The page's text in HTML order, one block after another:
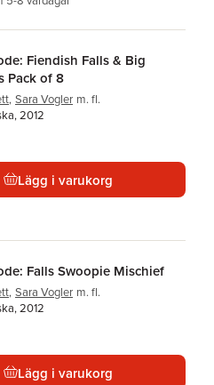
Fiendish Falls & Big
Pack of 8
, Sara Vogler m. fl.
2012
Lägg i varukorg
Falls Swoopie Mischief
, Sara Vogler m. fl.
2012
Lägg i varukorg